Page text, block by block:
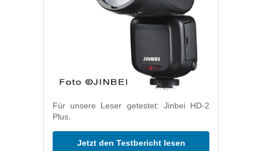
Für unsere Leser getestet: Jinbei HD-2
Plus.
Jetzt den Testbericht lesen